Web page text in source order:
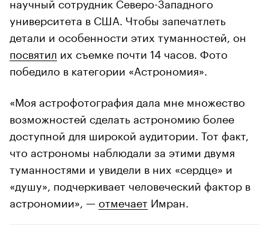
университета в США. Чтобы запечатлеть
детали и особенности этих туманностей, он
посвятил их съемке почти 14 часов. Фото
победило в категории «Астрономия».
«Моя астрофотография дала мне множество
возможностей сделать астрономию более
доступной для широкой аудитории. Тот факт,
что астрономы наблюдали за этими двумя
туманностями и увидели в них «сердце» и
«душу», подчеркивает человеческий фактор в
астрономии», — отмечает Имран.